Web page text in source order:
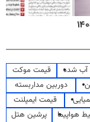
آب شده
قیمت موکت
دوربین مداربسته
قیمت ایمپلنت
هواپیما
پرشین هتل